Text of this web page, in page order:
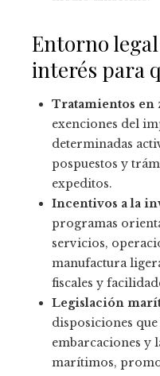
Entorno
interés para
Tratamientos en
exenciones del
determinadas
pospuestos y
expeditos.
Incentivos a la
programas
servicios,
manufactura
fiscales y
Legislación
disposiciones
embarcaciones y
marítimos,